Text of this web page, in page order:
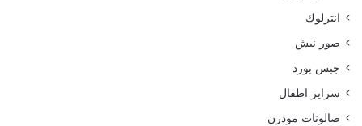
انترلوك
صور نيش
جبس بورد
سراير اطفال
صالونات مودرن